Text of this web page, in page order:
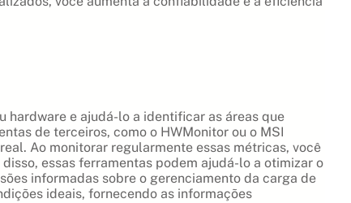
hardware e ajudá-lo a identificar as áreas que
de terceiros, como o HWMonitor ou o MSI
Ao monitorar regularmente essas métricas, você
essas ferramentas podem ajudá-lo a otimizar o
informadas sobre o gerenciamento da carga de
ideais, fornecendo as informações